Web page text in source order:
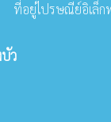
ที่อยู่ไปรษณีย์อิเล็ก
ว